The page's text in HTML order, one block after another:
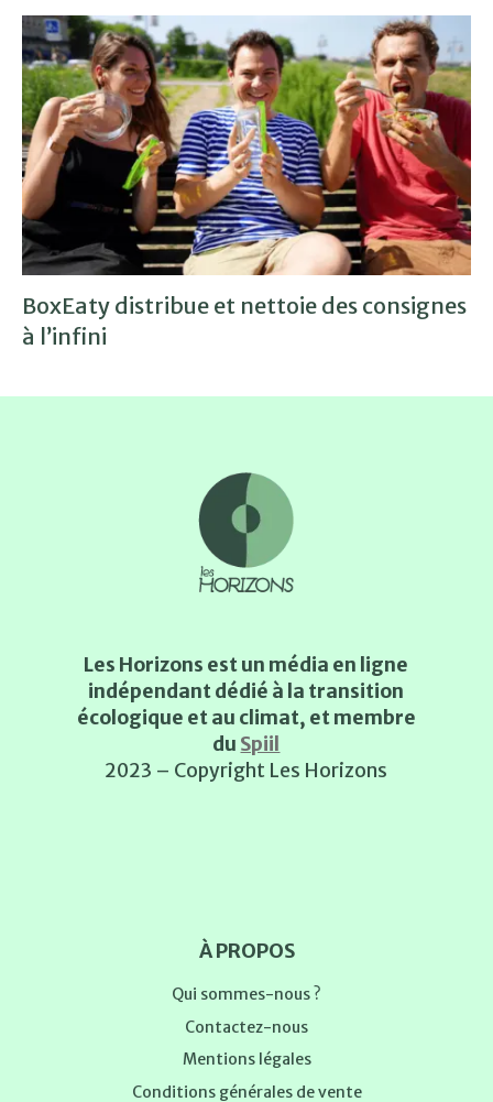
BoxEaty distribue et nettoie des consignes
à l’infini
Les Horizons est un média en ligne
indépendant dédié à la transition
écologique et au climat, et membre
du Spiil
2023 – Copyright Les Horizons
À PROPOS
Qui sommes-nous ?
Contactez-nous
Mentions légales
Conditions générales de vente